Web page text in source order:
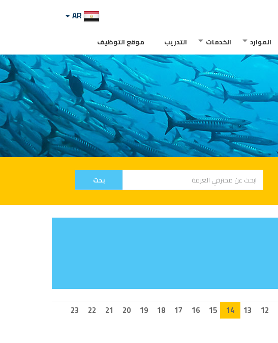
الموارد الخدمات التدريب موقع التوظيف
12
13
14
15
16
17
18
19
20
21
22
23